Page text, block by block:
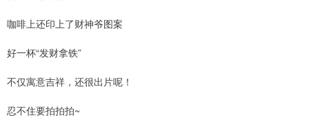
咖啡上还印上了财神爷图案
好一杯“发财拿铁”
不仅寓意吉祥，还很出片呢！
忍不住要拍拍拍~